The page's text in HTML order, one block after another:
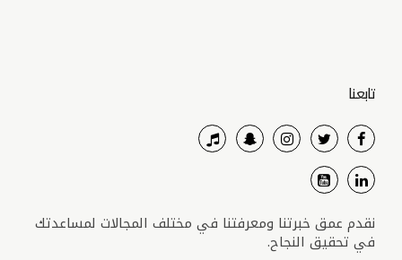
تابعنا
نقدم عمق خبرتنا ومعرفتنا في مختلف المجالات لمساعدتك
في تحقيق النجاح.